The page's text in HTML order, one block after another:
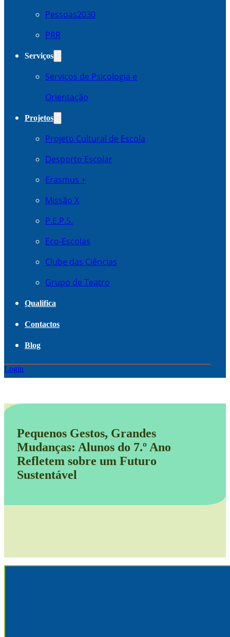
Pessoas2030
PRR
Serviços
Serviços de Psicologia e
Orientação
Projetos
Projeto Cultural de Escola
Desporto Escolar
Erasmus +
Missão X
P.E.P.S.
Eco-Escolas
Clube das Ciências
Grupo de Teatro
Qualifica
Contactos
Blog
Login
Pequenos Gestos, Grandes
Mudanças: Alunos do 7.º Ano
Refletem sobre um Futuro
Sustentável